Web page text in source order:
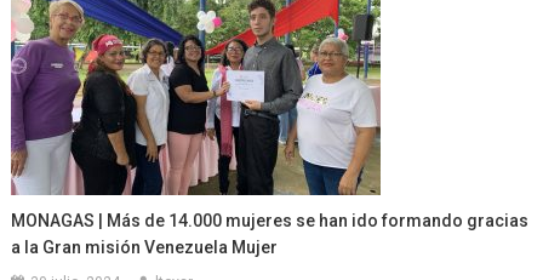
MONAGAS | Más de 14.000 mujeres se han ido formando gracias
a la Gran misión Venezuela Mujer